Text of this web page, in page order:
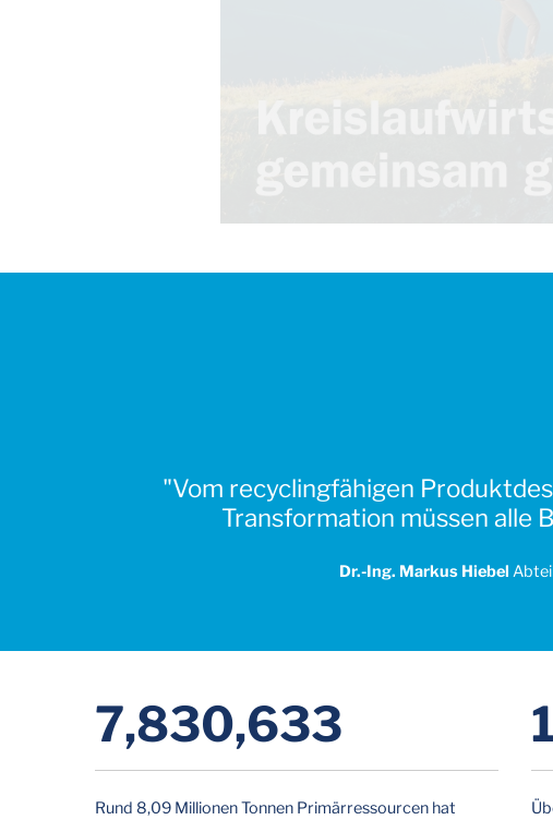
"Vom recyclingfähigen
Transformation müssen alle
Dr.-Ing. Markus Hiebel
8,022,533
Rund 8,09 Millionen Tonnen Primärressourcen hat